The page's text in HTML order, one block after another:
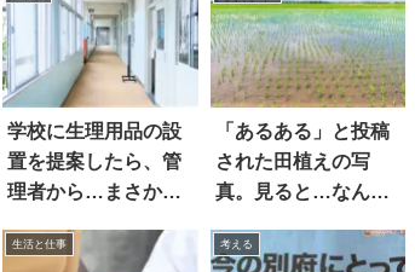
学校に生理用品の設
置を提案したら、管
理者から…まさかの
「あるある」と投稿
された田植えの写
真。見ると…なんて
生活と仕事 考える